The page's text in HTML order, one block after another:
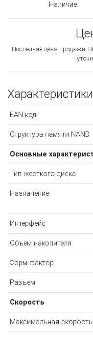
Наличие:
Последняя цена продажи.
Характеристики
EAN код
Структура памяти NAND
Основные
Тип жесткого диска
Назначение
Интерфейс
Объем накопителя
Форм-фактор
Разъем
Скорость
Максимальная скорость